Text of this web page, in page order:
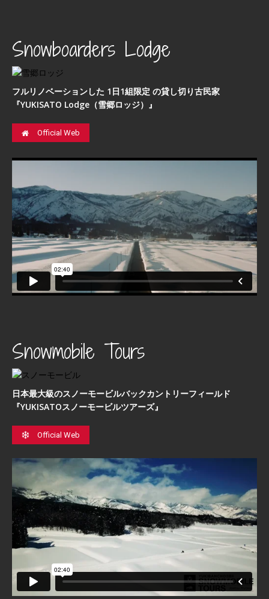
Snowboarders Lodge
フルリノベーションした 1日1組限定 の貸し切り古民家
『YUKISATO Lodge（雪郷ロッジ）』
Official Web
Snowmobile Tours
日本最⼤級のスノーモービルバックカントリーフィールド
『YUKISATOスノーモービルツアーズ』
Official Web